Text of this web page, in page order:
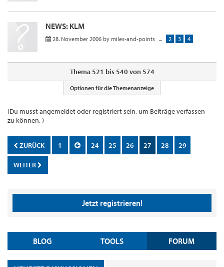
NEWS: KLM
28. November 2006 by miles-and-points ... 2 3 4
Thema 521 bis 540 von 574
Optionen für die Themenanzeige
(Du musst angemeldet oder registriert sein, um Beiträge verfassen
zu können. )
ZURÜCK 1 24 25 26 27 28 29
WEITER
Jetzt registrieren!
BLOG TOOLS FORUM